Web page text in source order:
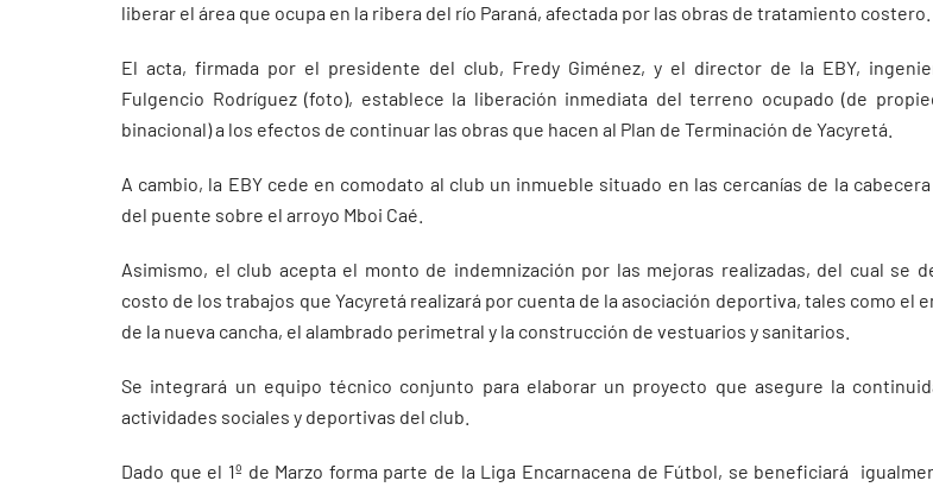
liberar el área que ocupa en la ribera del río Paraná, afectada por las obras de tratamiento costero.
El acta, firmada por el presidente del club, Fredy Giménez, y el director de la EBY,
Fulgencio Rodríguez (foto), establece la liberación inmediata del terreno ocupado (de
binacional) a los efectos de continuar las obras que hacen al Plan de Terminación de Yacyretá.
A cambio, la EBY cede en comodato al club un inmueble situado en las cercanías de la
del puente sobre el arroyo Mboi Caé.
Asimismo, el club acepta el monto de indemnización por las mejoras realizadas, del cual se
costo de los trabajos que Yacyretá realizará por cuenta de la asociación deportiva, tales como el
de la nueva cancha, el alambrado perimetral y la construcción de vestuarios y sanitarios.
Se integrará un equipo técnico conjunto para elaborar un proyecto que asegure la
actividades sociales y deportivas del club.
Dado que el 1º de Marzo forma parte de la Liga Encarnacena de Fútbol, se beneficiará